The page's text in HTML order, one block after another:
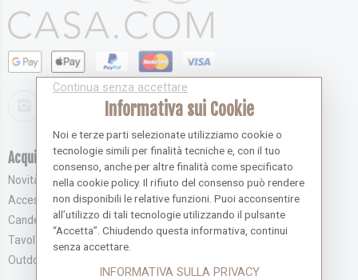
Acquista novità
Novità
Accessori e Complementi
Candele e Profumatori
Tavola
Outdoor
Servizio Clienti
Effettua l'accesso
Registrati
Recupera la Password
Merlo Carta
Continua senza accettare
Informativa sui Cookie
Noi e terze parti selezionate utilizziamo cookie o
tecnologie simili per finalità tecniche e, con il tuo
consenso, anche per altre finalità come specificato
nella cookie policy. Il rifiuto del consenso può rendere
non disponibili le relative funzioni. Puoi acconsentire
all’utilizzo di tali tecnologie utilizzando il pulsante
“Accetta”. Chiudendo questa informativa, continui
senza accettare.
INFORMATIVA SULLA PRIVACY